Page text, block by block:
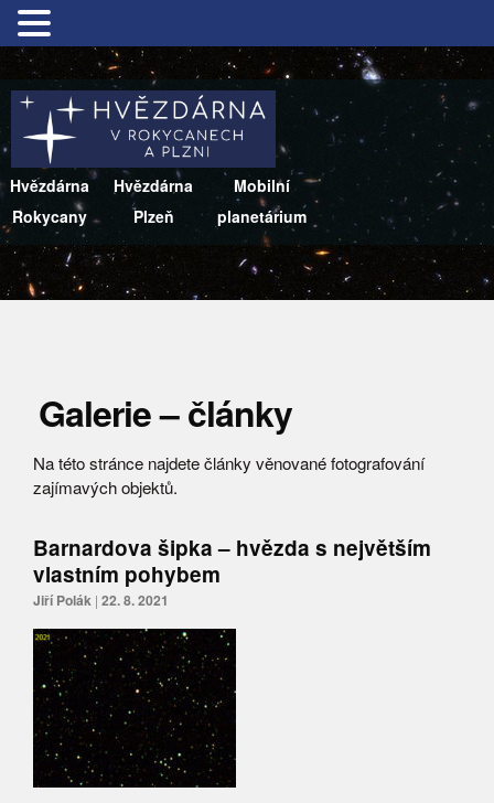
Hvězdárna
Rokycany
Hvězdárna
Plzeň
Mobilní
planetárium
Galerie – články
Na této stránce najdete články věnované fotografování
zajímavých objektů.
Barnardova šipka – hvězda s největším
vlastním pohybem
Jiří Polák | 22. 8. 2021